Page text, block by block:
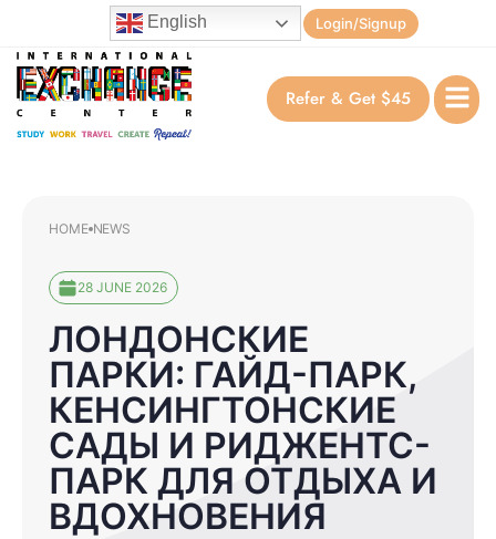
English Login/Signup
Refer & Get $45
HOME NEWS
28 JUNE 2026
ЛОНДОНСКИЕ
ПАРКИ: ГАЙД-ПАРК,
КЕНСИНГТОНСКИЕ
САДЫ И РИДЖЕНТС-
ПАРК ДЛЯ ОТДЫХА И
ВДОХНОВЕНИЯ